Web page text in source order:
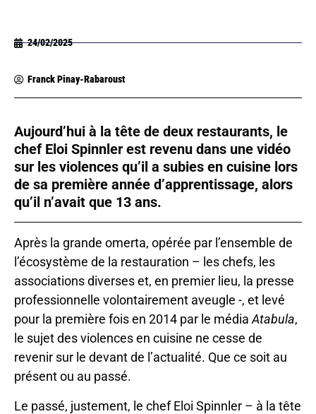
24/02/2025
Franck Pinay-Rabaroust
Aujourd’hui à la tête de deux restaurants, le
chef Eloi Spinnler est revenu dans une vidéo
sur les violences qu’il a subies en cuisine lors
de sa première année d’apprentissage, alors
qu’il n’avait que 13 ans.
Après la grande omerta, opérée par l’ensemble de
l’écosystème de la restauration – les chefs, les
associations diverses et, en premier lieu, la presse
professionnelle volontairement aveugle -, et levé
pour la première fois en 2014 par le médiaAtabula,
le sujet des violences en cuisine ne cesse de
revenir sur le devant de l’actualité. Que ce soit au
présent ou au passé.
Le passé, justement, le chef Eloi Spinnler – à la tête